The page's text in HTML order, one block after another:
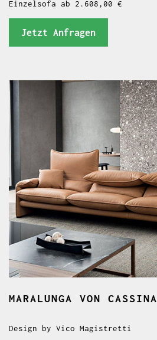
Einzelsofa ab 2.608,00 €
Jetzt Anfragen
MARALUNGA VON CASSINA
Design by Vico Magistretti